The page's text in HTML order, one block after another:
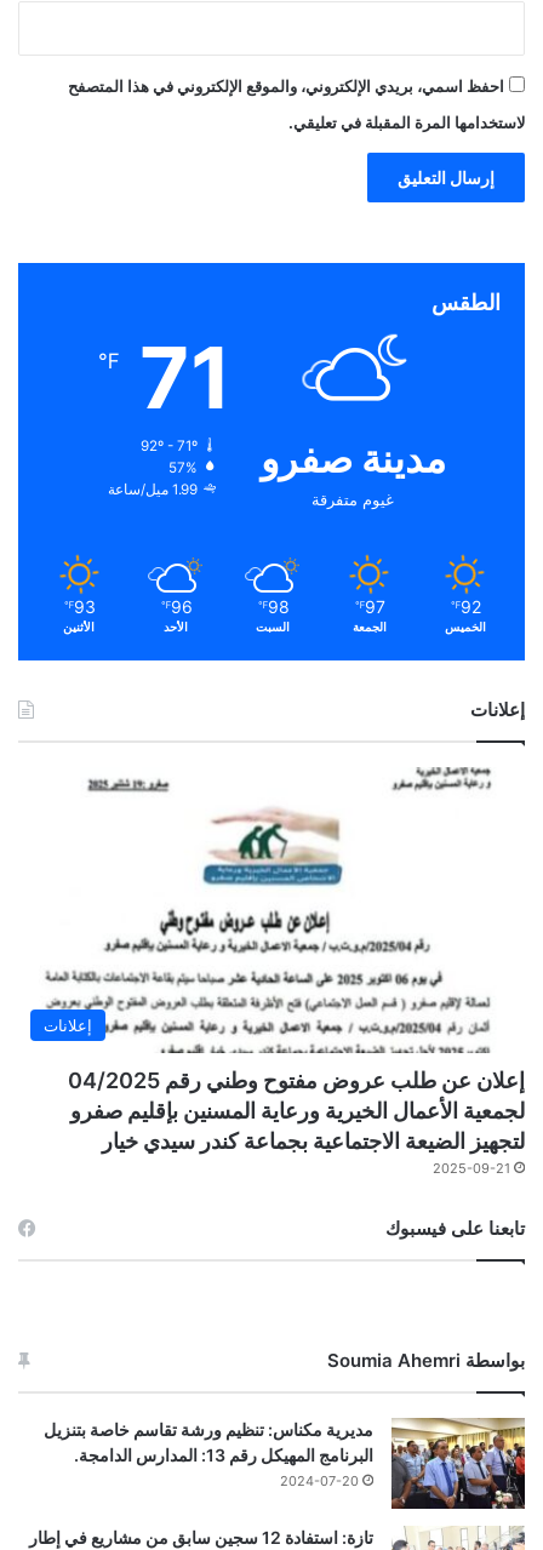
احفظ اسمي، بريدي الإلكتروني، والموقع الإلكتروني في هذا المتصفح
لاستخدامها المرة المقبلة في تعليقي.
الطقس
مدينة صفرو
غيوم متفرقة
71
℉
92º - 71º
57%
1.99 ميل/ساعة
92
℉
الخميس
97
℉
الجمعة
98
℉
السبت
96
℉
الأحد
93
℉
الأثنين
إعلانات
إعلانات
إعلان عن طلب عروض مفتوح وطني رقم 04/2025
لجمعية الأعمال الخيرية ورعاية المسنين بإقليم صفرو
لتجهيز الضيعة الاجتماعية بجماعة كندر سيدي خيار
2025-09-21
تابعنا على فيسبوك
بواسطة Soumia Ahemri
مديرية مكناس: تنظيم ورشة تقاسم خاصة بتنزيل
البرنامج المهيكل رقم 13: المدارس الدامجة.
2024-07-20
تازة: استفادة 12 سجين سابق من مشاريع في إطار